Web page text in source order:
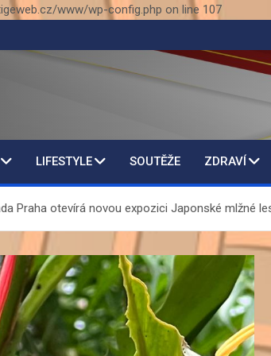
www/wp-config.php on line 107
LIFESTYLE SOUTĚŽE ZDRAVÍ
Praha otevírá novou expozici Japonské mlžné